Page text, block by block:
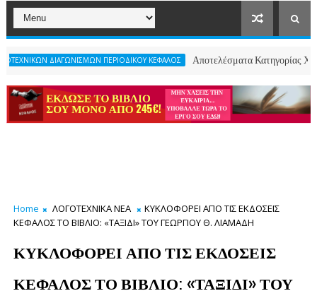
ΠΕΡΙΟΔΙΚΟΥ ΚΕΦΑΛΟΣ Αποτελέσματα Κατηγορίας
Home ΛΟΓΟΤΕΧΝΙΚΑ ΝΕΑ
ΚΥΚΛΟΦΟΡΕΙ ΑΠΟ ΤΙΣ ΕΚΔΟΣΕΙΣ
ΚΕΦΑΛΟΣ ΤΟ ΒΙΒΛΙΟ: «ΤΑΞΙΔΙ» ΤΟΥ ΓΕΩΡΓΙΟΥ Θ. ΛΙΑΜΑΔΗ
ΚΥΚΛΟΦΟΡΕΙ ΑΠΟ ΤΙΣ ΕΚΔΟΣΕΙΣ
ΚΕΦΑΛΟΣ ΤΟ ΒΙΒΛΙΟ: «ΤΑΞΙΔΙ» ΤΟΥ